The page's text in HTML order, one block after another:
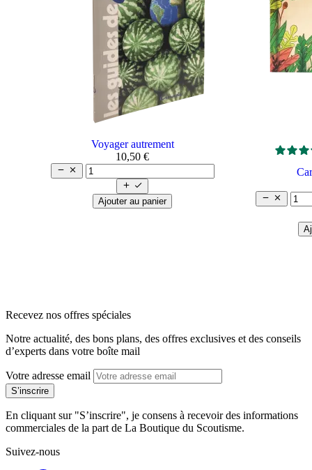
Voyager autrement
10,50 €




Ajouter au panier  
Recevez nos offres spéciales
Notre actualité, des bons plans, des offres exclusives et des conseils
d’experts dans votre boîte mail
Votre adresse email
En cliquant sur "S’inscrire", je consens à recevoir des informations
commerciales de la part de La Boutique du Scoutisme.
Suivez-nous